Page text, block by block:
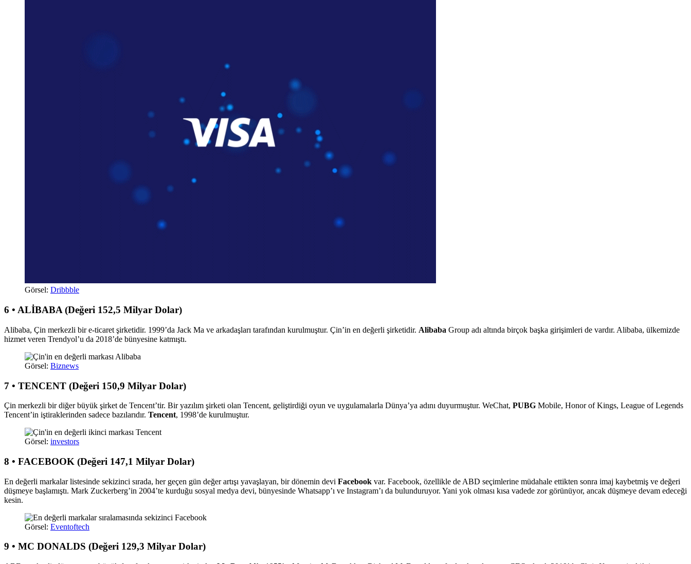
Görsel: Dribbble
6 • ALİBABA (Değeri 152,5 Milyar Dolar)
Alibaba, Çin merkezli bir e-ticaret şirketidir. 1999’da Jack Ma ve arkadaşları tarafından kurulmuştur. Çin’in en değerli şirketidir. Alibaba Group adı altında birçok başka girişimleri de vardır. Alibaba, ülkemizde
hizmet veren Trendyol’u da 2018’de bünyesine katmıştı.
Görsel: Biznews
7 • TENCENT (Değeri 150,9 Milyar Dolar)
Çin merkezli bir diğer büyük şirket de Tencent’tir. Bir yazılım şirketi olan Tencent, geliştirdiği oyun ve uygulamalarla Dünya’ya adını duyurmuştur. WeChat, PUBG Mobile, Honor of Kings, League of Legends
Tencent’in iştiraklerinden sadece bazılarıdır. Tencent, 1998’de kurulmuştur.
Görsel: investors
8 • FACEBOOK (Değeri 147,1 Milyar Dolar)
En değerli markalar listesinde sekizinci sırada, her geçen gün değer artışı yavaşlayan, bir dönemin devi Facebook var. Facebook, özellikle de ABD seçimlerine müdahale ettikten sonra imaj kaybetmiş ve değeri
düşmeye başlamıştı. Mark Zuckerberg’in 2004’te kurduğu sosyal medya devi, bünyesinde Whatsapp’ı ve Instagram’ı da bulunduruyor. Yani yok olması kısa vadede zor görünüyor, ancak düşmeye devam edeceği
kesin.
Görsel: Eventoftech
9 • MC DONALDS (Değeri 129,3 Milyar Dolar)